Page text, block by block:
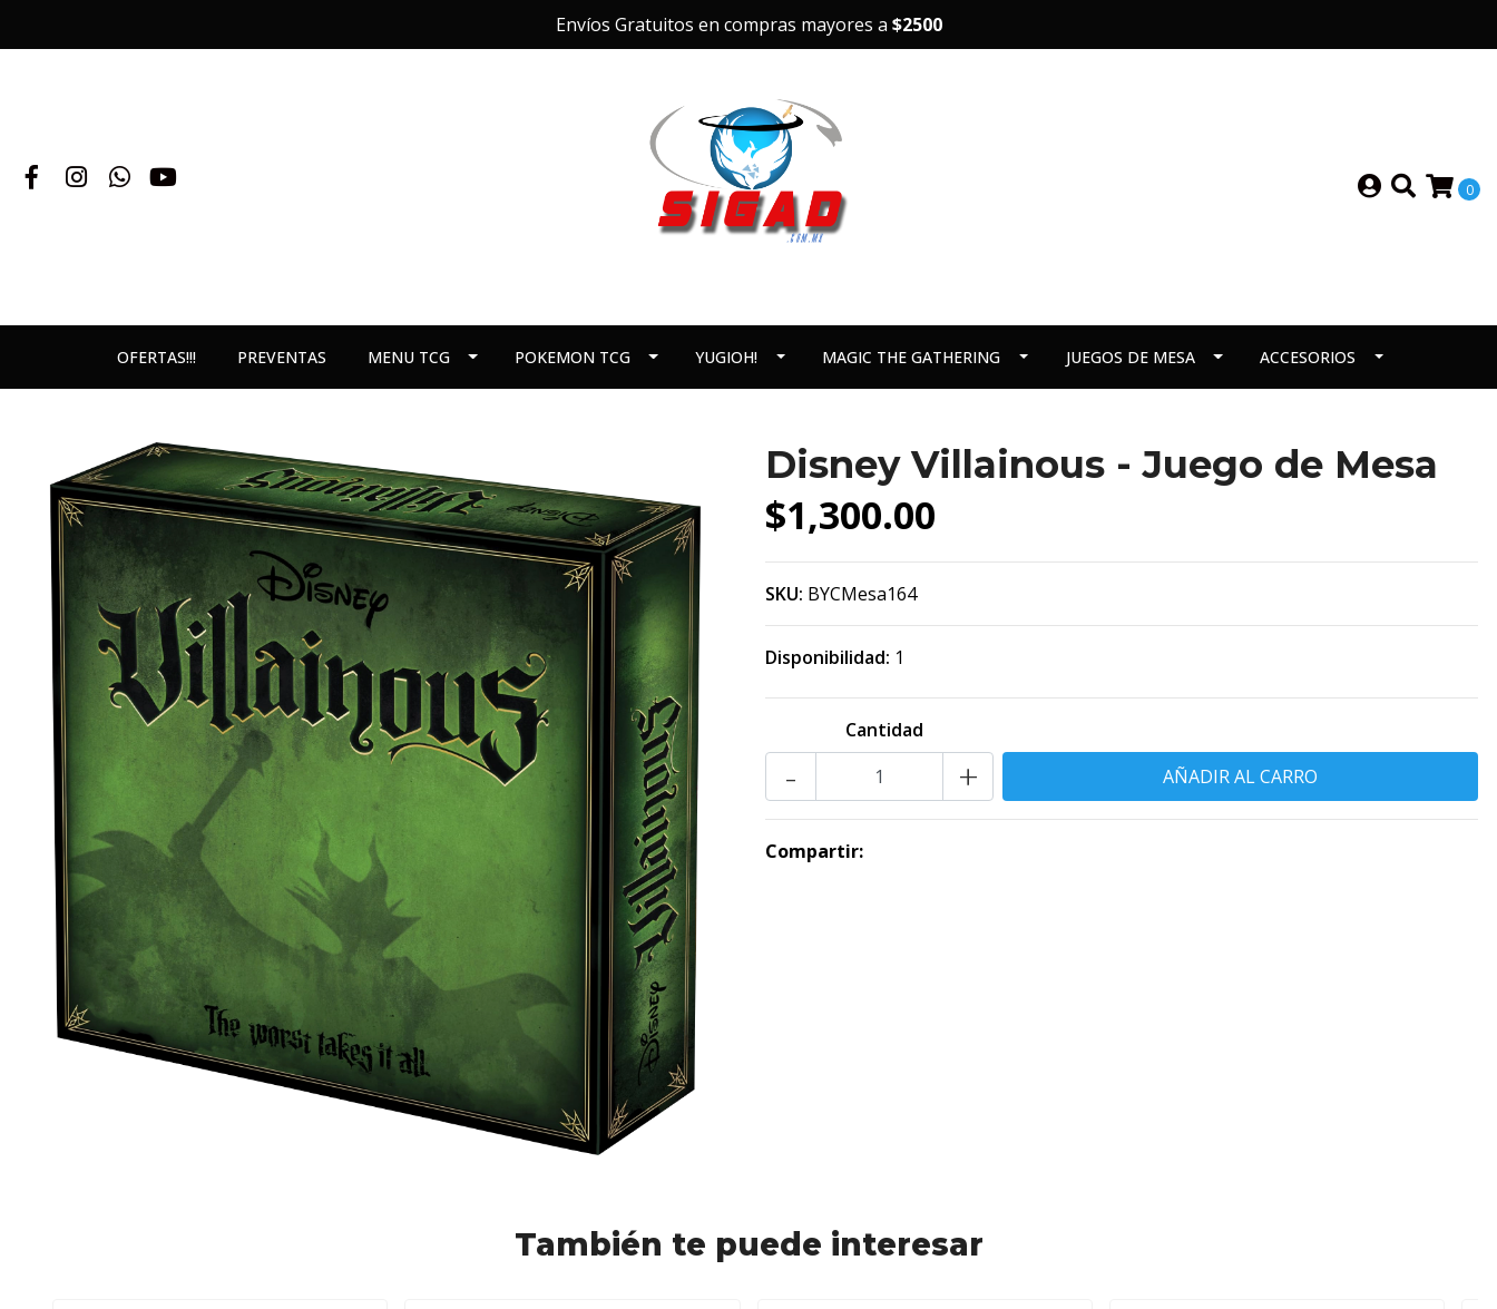
Envíos Gratuitos en compras mayores a $2500
0
OFERTAS!!! PREVENTAS MENU TCG POKEMON TCG YUGIOH! MAGIC THE GATHERING JUEGOS DE MESA ACCESORIOS
Disney Villainous - Juego de Mesa
$1,300.00
SKU: BYCMesa164
Disponibilidad: 1
Cantidad
+
-
Compartir:
También te puede interesar